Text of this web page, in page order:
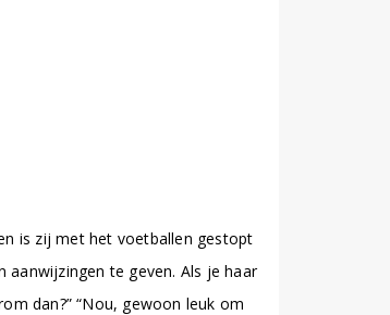
is zij met het voetballen gestopt
te geven. Als je haar
dan?” “Nou, gewoon leuk om